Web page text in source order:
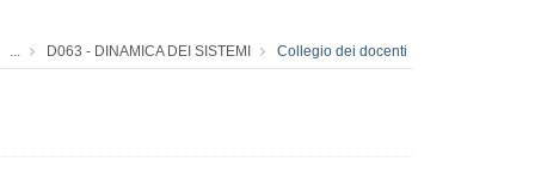
... D063 - DINAMICA DEI SISTEMI Collegio dei docenti